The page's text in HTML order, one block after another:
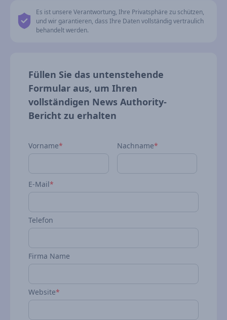
Es ist unsere Verantwortung, Ihre Privatsphäre zu schützen,
und wir garantieren, dass Ihre Daten vollständig vertraulich
behandelt werden.
Füllen Sie das untenstehende
Formular aus, um Ihren
vollständigen News Authority-
Bericht zu erhalten
Vorname* Nachname*
E-Mail*
Telefon
Firma Name
Website*